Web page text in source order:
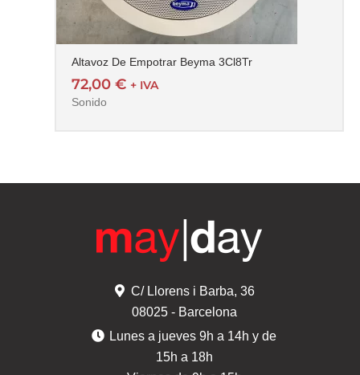
Altavoz De Empotrar Beyma 3Cl8Tr
72,00€ + IVA
Sonido
C/ Llorens i Barba, 36
08025 - Barcelona
Lunes a jueves 9h a 14h y de
15h a 18h